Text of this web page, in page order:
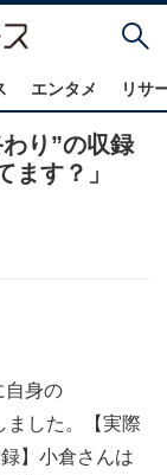
エンタメ リサ
り”の収録
ます？」
自身の
ました。【実際
】小倉さんは